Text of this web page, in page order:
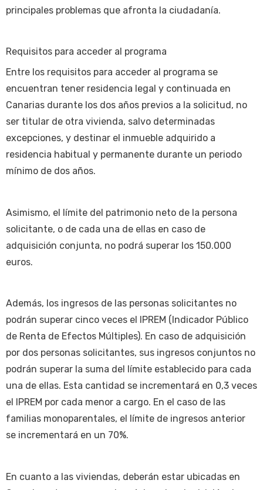
principales problemas que afronta la ciudadanía.
Requisitos para acceder al programa
Entre los requisitos para acceder al programa se
encuentran tener residencia legal y continuada en
Canarias durante los dos años previos a la solicitud, no
ser titular de otra vivienda, salvo determinadas
excepciones, y destinar el inmueble adquirido a
residencia habitual y permanente durante un periodo
mínimo de dos años.
Asimismo, el límite del patrimonio neto de la persona
solicitante, o de cada una de ellas en caso de
adquisición conjunta, no podrá superar los 150.000
euros.
Además, los ingresos de las personas solicitantes no
podrán superar cinco veces el IPREM (Indicador Público
de Renta de Efectos Múltiples). En caso de adquisición
por dos personas solicitantes, sus ingresos conjuntos no
podrán superar la suma del límite establecido para cada
una de ellas. Esta cantidad se incrementará en 0,3 veces
el IPREM por cada menor a cargo. En el caso de las
familias monoparentales, el límite de ingresos anterior
se incrementará en un 70%.
En cuanto a las viviendas, deberán estar ubicadas en